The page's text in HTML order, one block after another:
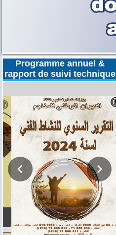
Programme annuel &
rapport de suivi technique
Rapport d'activités
2024